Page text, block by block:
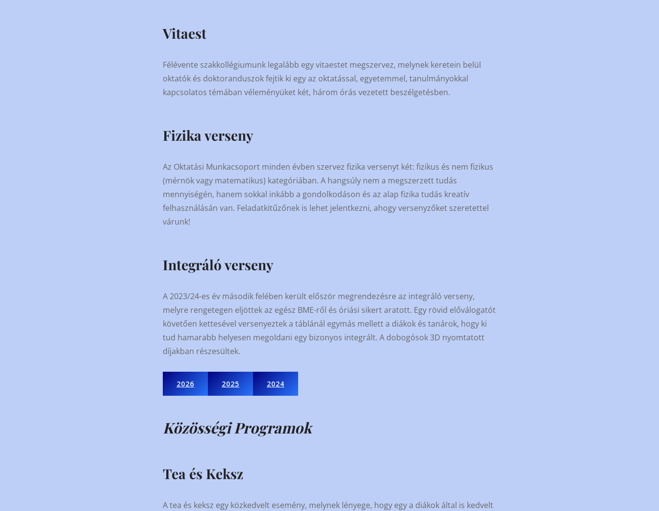
Vitaest
Félévente szakkollégiumunk legalább egy vitaestet megszervez, melynek keretein belül
oktatók és doktoranduszok fejtik ki egy az oktatással, egyetemmel, tanulmányokkal
kapcsolatos témában véleményüket két, három órás vezetett beszélgetésben.
Fizika verseny
Az Oktatási Munkacsoport minden évben szervez fizika versenyt két: fizikus és nem fizikus
(mérnök vagy matematikus) kategóriában. A hangsúly nem a megszerzett tudás
mennyiségén, hanem sokkal inkább a gondolkodáson és az alap fizika tudás kreatív
felhasználásán van. Feladatkitűzőnek is lehet jelentkezni, ahogy versenyzőket szeretettel
várunk!
Integráló verseny
A 2023/24-es év második felében került először megrendezésre az integráló verseny,
melyre rengetegen eljöttek az egész BME-ről és óriási sikert aratott. Egy rövid előválogatót
követően kettesével versenyeztek a táblánál egymás mellett a diákok és tanárok, hogy ki
tud hamarabb helyesen megoldani egy bizonyos integrált. A dobogósok 3D nyomtatott
díjakban részesültek.
2026 2025 2024
Közösségi Programok
Tea és Keksz
A tea és keksz egy közkedvelt esemény, melynek lényege, hogy egy a diákok által is kedvelt